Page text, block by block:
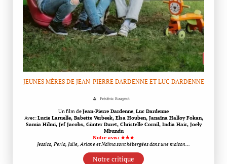
JEUNES MÈRES DE JEAN-PIERRE DARDENNE ET LUC DARDENNE
Frédéric Rougeot
Un film deJean-Pierre Dardenne Luc Dardenne
Avec:Lucie Laruelle, Babette Verbeek, Elsa Houben, Janaïna Halloy Fokan,
Samia Hilmi, Jef Jacobs, Günter Duret, Christelle Cornil, India Hair, Joely
Mbundu
Notre avis: ★★★
Jessica, Perla, Julie, Ariane et Naïma sont hébergées dans une maison…
Notre critique